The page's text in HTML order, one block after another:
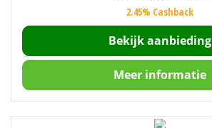
2.45% Cashback
Bekijk aanbieding
Meer informatie